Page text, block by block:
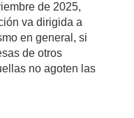
de 2025,
va dirigida a
en general, si
de otros
no agoten las